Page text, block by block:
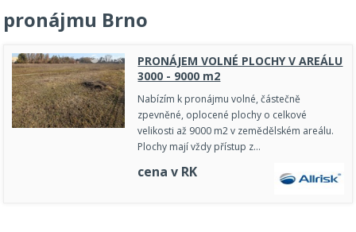
pronájmu Brno
PRONÁJEM VOLNÉ PLOCHY V AREÁLU
3000 - 9000 m2
Nabízím k pronájmu volné, částečně
zpevněné, oplocené plochy o celkové
velikosti až 9000 m2 v zemědělském areálu.
Plochy mají vždy přístup z…
cena v RK